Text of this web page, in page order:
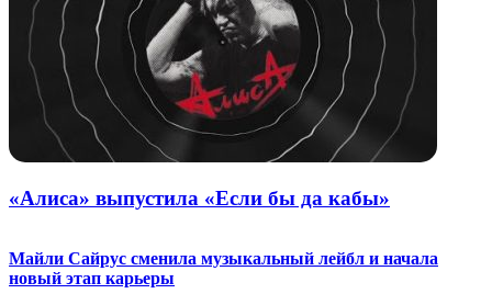
«Алиса» выпустила «Если бы да кабы»
Майли Сайрус сменила музыкальный лейбл и начала
новый этап карьеры